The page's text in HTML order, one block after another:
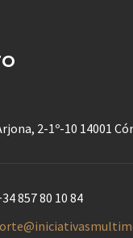
2-1º-10 14001
857 80 10 84